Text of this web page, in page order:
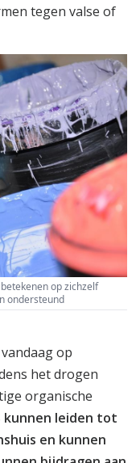
tegen valse of
op zichzelf
ondersteund
op
het drogen
organische
kunnen leiden tot
en kunnen